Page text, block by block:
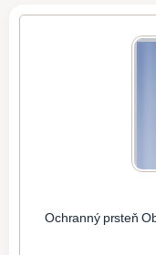
Ochranný prsteň